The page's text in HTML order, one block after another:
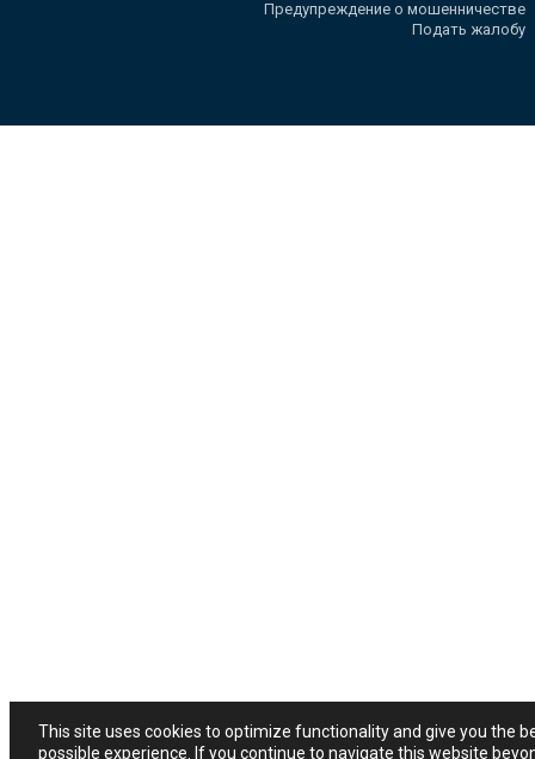
Предупреждение о мошенничестве
Подать жалобу
This site uses cookies to optimize functionality and give you the
possible experience. If you continue to navigate this website